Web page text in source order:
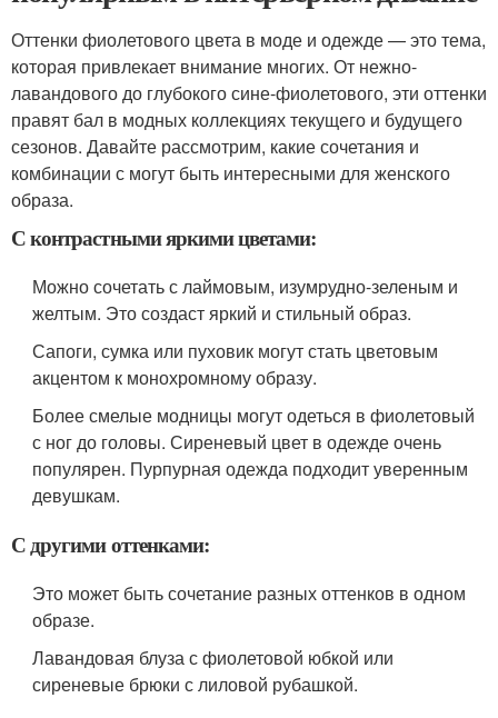
Оттенки фиолетового цвета в моде и одежде — это тема,
которая привлекает внимание многих. От нежно-
лавандового до глубокого сине-фиолетового, эти оттенки
правят бал в модных коллекциях текущего и будущего
сезонов. Давайте рассмотрим, какие сочетания и
комбинации с могут быть интересными для женского
образа.
С контрастными яркими цветами:
Можно сочетать с лаймовым, изумрудно-зеленым и
желтым. Это создаст яркий и стильный образ.
Сапоги, сумка или пуховик могут стать цветовым
акцентом к монохромному образу.
Более смелые модницы могут одеться в фиолетовый
с ног до головы. Сиреневый цвет в одежде очень
популярен. Пурпурная одежда подходит уверенным
девушкам.
С другими оттенками:
Это может быть сочетание разных оттенков в одном
образе.
Лавандовая блуза с фиолетовой юбкой или
сиреневые брюки с лиловой рубашкой.